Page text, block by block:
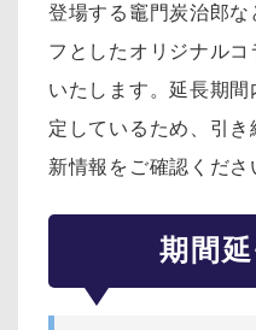
登場する竈門炭治郎
フとしたオリジナル
いたします。延長期
定しているため、引
新情報をご確認くださ
期間